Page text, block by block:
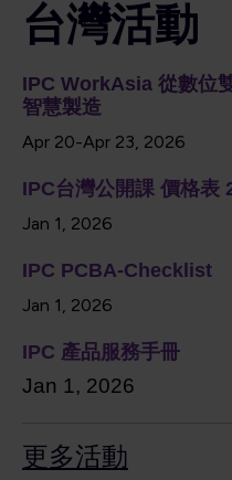
台灣活動
IPC WorkAsia 從數位
智慧製造
Apr 20-Apr 23, 2026
IPC台灣公開課 價格表
Jan 1, 2026
IPC PCBA-Checklist
Jan 1, 2026
IPC 產品服務手冊
Jan 1, 2026
更多活動